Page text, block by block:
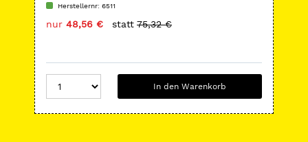
Herstellernr: 6511
nur 48,56 € statt 75,32 €
In den Warenkorb